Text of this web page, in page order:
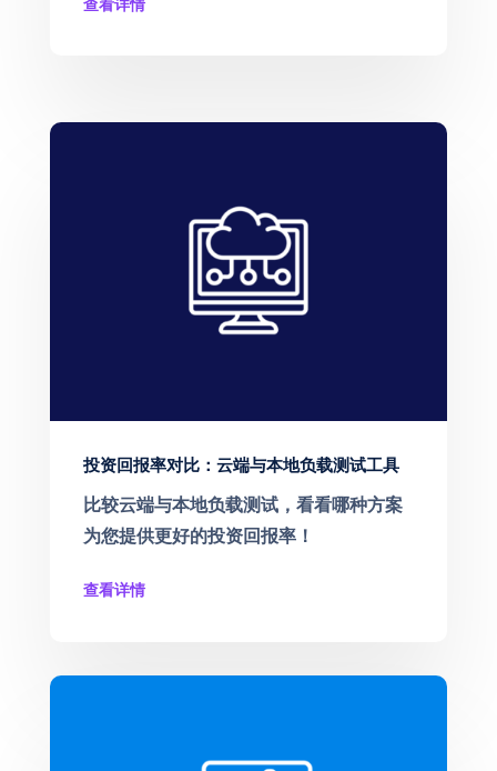
查看详情
投资回报率对比：云端与本地负载测试工具
比较云端与本地负载测试，看看哪种方案
为您提供更好的投资回报率！
查看详情